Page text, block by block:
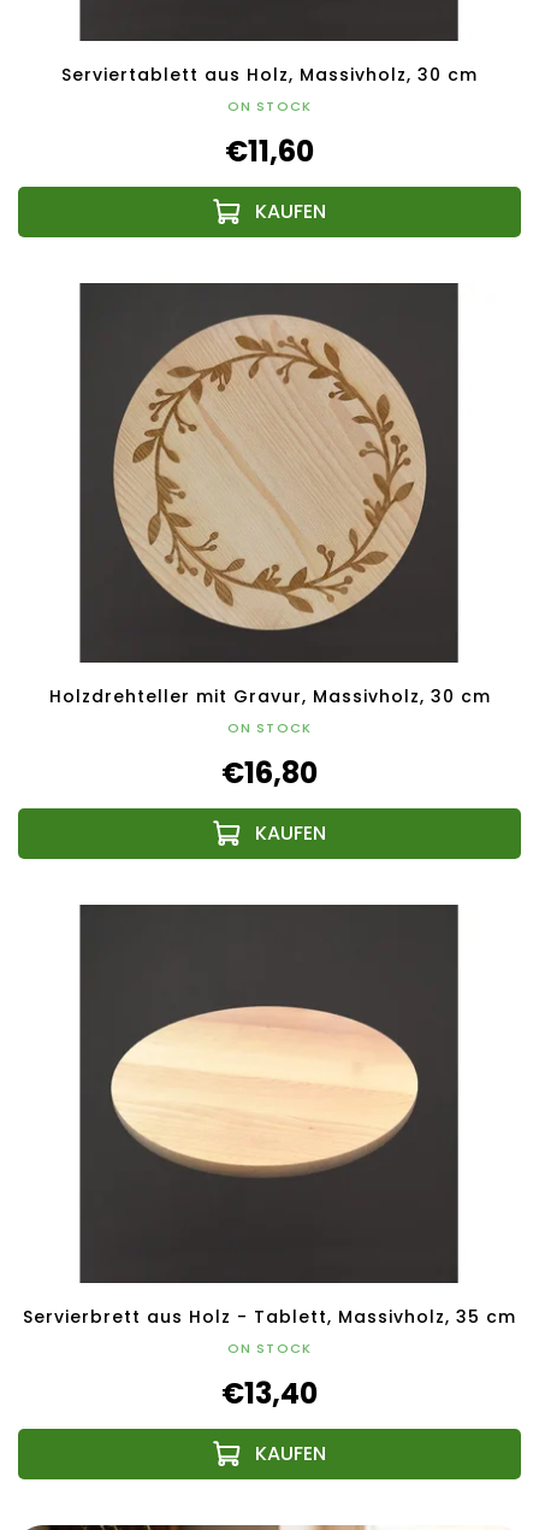
Serviertablett aus Holz, Massivholz, 30 cm
ON STOCK
€11,60
Holzdrehteller mit Gravur, Massivholz, 30 cm
ON STOCK
€16,80
Servierbrett aus Holz - Tablett, Massivholz, 35 cm
ON STOCK
€13,40